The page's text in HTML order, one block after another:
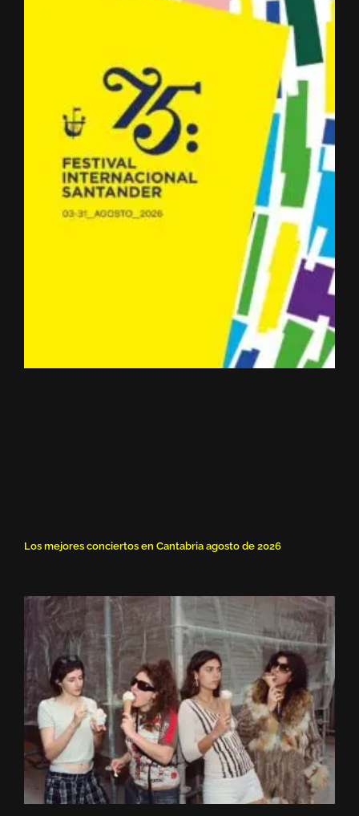
Los mejores conciertos en Cantabria agosto de 2026